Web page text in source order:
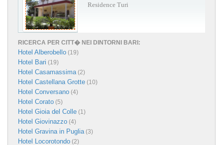
Residence Turi
RICERCA PER CITT� NEI DINTORNI BARI:
Hotel Alberobello (19)
Hotel Bari (19)
Hotel Casamassima(2)
Hotel Castellana Grotte (10)
Hotel Conversano (4)
Hotel Corato (5)
Hotel Gioia del Colle (1)
Hotel Giovinazzo (4)
Hotel Gravina in Puglia(3)
Hotel Locorotondo (2)